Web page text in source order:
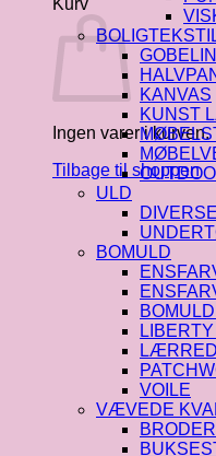
Kurv
Ingen varer i kurven.
Tilbage til shoppen
GOBELIN
KANVAS
KUNST
ULD
BOMULD
LÆRRED
VOILE
VÆVEDE